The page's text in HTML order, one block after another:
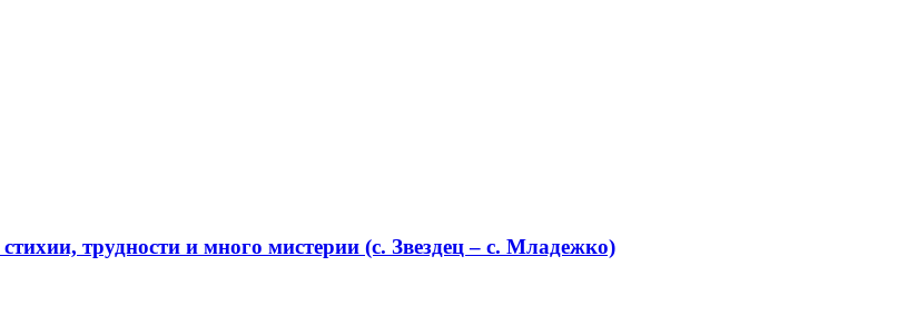
трудности и много мистерии (с. Звездец – с. Младежко)